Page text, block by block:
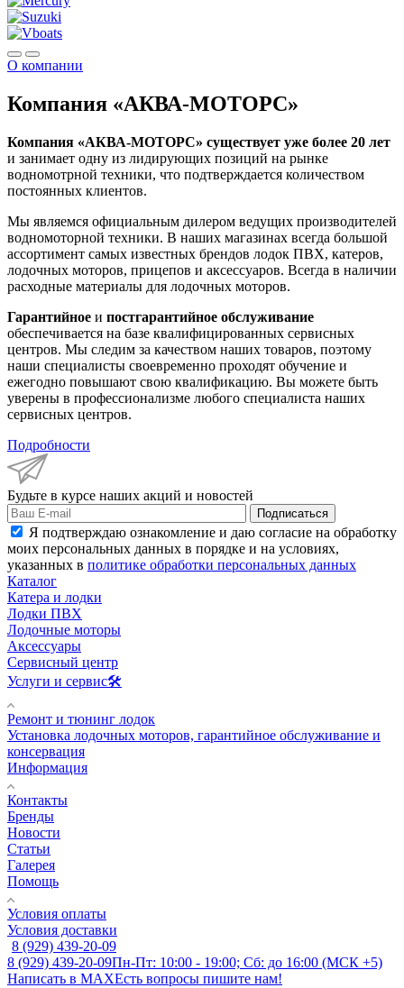
О компании
Компания «АКВА-МОТОРС»
Компания «АКВА-МОТОРС» существует уже более 20 лет
и занимает одну из лидирующих позиций на рынке
водномотрной техники, что подтверждается количеством
постоянных клиентов.
Мы являемся официальным дилером ведущих производителей
водномоторной техники. В наших магазинах всегда большой
ассортимент самых известных брендов лодок ПВХ, катеров,
лодочных моторов, прицепов и аксессуаров. Всегда в наличии
расходные материалы для лодочных моторов.
Гарантийное и постгарантийное обслуживание
обеспечивается на базе квалифицированных сервисных
центров. Мы следим за качеством наших товаров, поэтому
наши специалисты своевременно проходят обучение и
ежегодно повышают свою квалификацию. Вы можете быть
уверены в профессионализме любого специалиста наших
сервисных центров.
Подробности
Будьте в курсе наших акций и новостей
Подписаться
Я подтверждаю ознакомление и даю согласие на обработку
моих персональных данных в порядке и на условиях,
указанных в политике обработки персональных данных
Каталог
Катера и лодки
Лодки ПВХ
Лодочные моторы
Аксессуары
Сервисный центр
Услуги и сервис🛠️
Ремонт и тюнинг лодок
Установка лодочных моторов, гарантийное обслуживание и
консервация
Информация
Контакты
Бренды
Новости
Статьи
Галерея
Помощь
Условия оплаты
Условия доставки
8 (929) 439-20-09
8 (929) 439-20-09Пн-Пт: 10:00 - 19:00; Сб: до 16:00 (МСК +5)
Написать в MAXЕсть вопросы пишите нам!